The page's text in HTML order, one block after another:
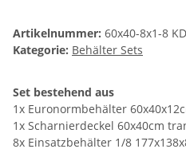
Artikelnummer: 60x40-8x1-8
Kategorie: Behälter Sets
Set bestehend aus
1x Euronormbehälter
1x Scharnierdeckel 60x40cm
8x Einsatzbehälter 1/8